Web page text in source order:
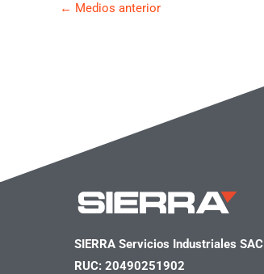
← Medios anterior
SIERRA Servicios Industriales SAC
RUC: 20490251902